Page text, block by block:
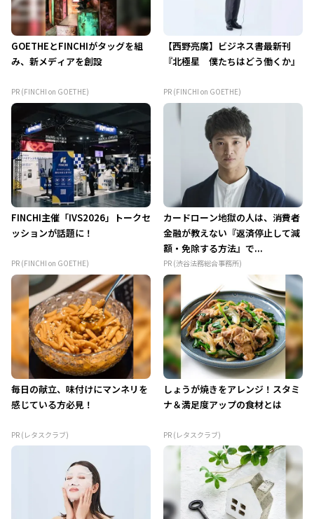
GOETHEとFINCHIがタッグを組
み、新メディアを創設
PR (FINCHI on GOETHE)
【西野亮廣】ビジネス書最新刊
『北極星 僕たちはどう働くか』
PR (FINCHI on GOETHE)
FINCHI主催「IVS2026」トークセ
ッションが話題に！
PR (FINCHI on GOETHE)
カードローン地獄の人は、消費者
金融が教えない『返済停止して減
額・免除する方法』で...
PR (渋谷法務総合事務所)
毎日の献立、味付けにマンネリを
感じている方必見！
PR (レタスクラブ)
しょうが焼きをアレンジ！スタミ
ナ＆満足度アップの食材とは
PR (レタスクラブ)